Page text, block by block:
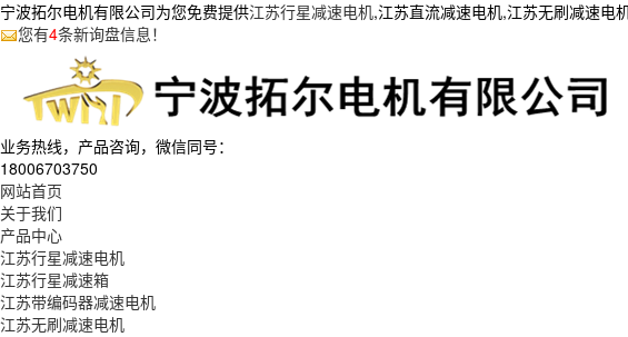
宁波拓尔电机有限公司为您免费提供江苏行星减速电机,江苏直流减速电机,江苏无刷减速电
您有4条新询盘信息！
业务热线，产品咨询，微信同号：
18006703750
网站首页
关于我们
产品中心
江苏行星减速电机
江苏行星减速箱
江苏带编码器减速电机
江苏无刷减速电机